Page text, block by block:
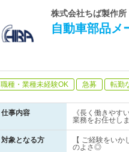
株式会社ちば製作
自動車部品
職種・業種未経験OK 急募 転勤
仕事内容
《長く働きやす
業務をお任せし
対象となる方
【 ご経験をい
のよさ◎